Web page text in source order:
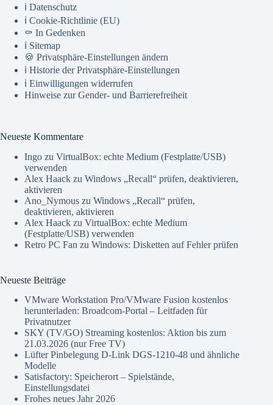
ℹ️ Datenschutz
ℹ️ Cookie-Richtlinie (EU)
⚰️ In Gedenken
ℹ️ Sitemap
🍪 Privatsphäre-Einstellungen ändern
ℹ️ Historie der Privatsphäre-Einstellungen
ℹ️ Einwilligungen widerrufen
Hinweise zur Gender- und Barrierefreiheit
Neueste Kommentare
Ingo zu VirtualBox: echte Medium (Festplatte/USB)
verwenden
Alex Haack zu Windows „Recall“ prüfen, deaktivieren,
aktivieren
Ano_Nymous zu Windows „Recall“ prüfen,
deaktivieren, aktivieren
Alex Haack zu VirtualBox: echte Medium
(Festplatte/USB) verwenden
Retro PC Fan zu Windows: Disketten auf Fehler prüfen
Neueste Beiträge
VMware Workstation Pro/VMware Fusion kostenlos
herunterladen: Broadcom-Portal – Leitfaden für
Privatnutzer
SKY (TV/GO) Streaming kostenlos: Aktion bis zum
21.03.2026 (nur Free TV)
Lüfter Pinbelegung D-Link DGS-1210-48 und ähnliche
Modelle
Satisfactory: Speicherort – Spielstände,
Einstellungsdatei
Frohes neues Jahr 2026